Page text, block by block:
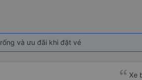
và ưu đãi khi đặt vé
Xe